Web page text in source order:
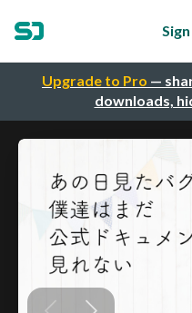
Upgrade to Pro —
downloads,